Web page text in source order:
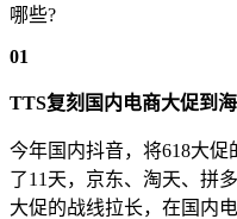
哪些?
01
TTS复刻国内电商大促到
今年国内抖音，将618大
了11天，京东、淘天、拼
大促的战线拉长，在国内